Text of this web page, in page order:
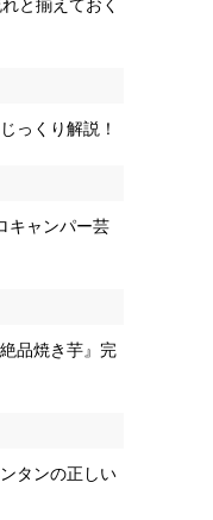
っくり解説！
キャンパー芸
品焼き芋』完
タンの正しい